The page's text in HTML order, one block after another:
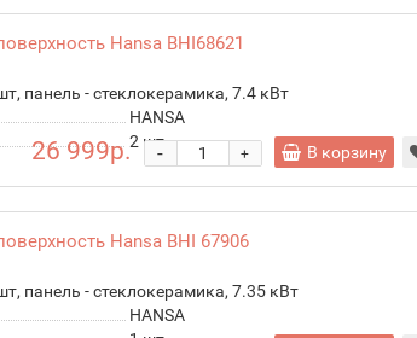
Hansa BHI68621
панель - стеклокерамика, 7.4 кВт
HANSA
2 шт.
26 999р. +
- В корзину
Hansa BHI 67906
панель - стеклокерамика, 7.35 кВт
HANSA